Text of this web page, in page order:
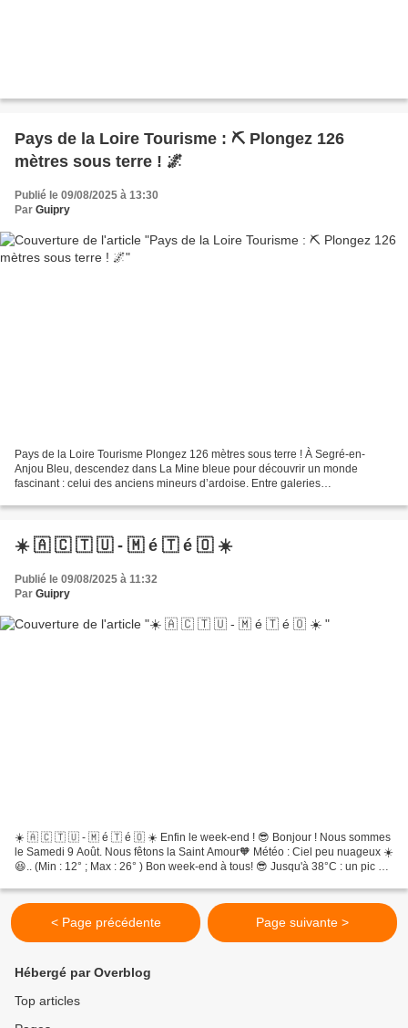
Pays de la Loire Tourisme : ⛏️ Plongez 126
mètres sous terre ! 🌌
Publié le 09/08/2025 à 13:30
Par Guipry
Pays de la Loire Tourisme Plongez 126 mètres sous terre ! À Segré-en-
Anjou Bleu, descendez dans La Mine bleue pour découvrir un monde
fascinant : celui des anciens mineurs d’ardoise. Entre galeries
☀️ 🇦 🇨 🇹 🇺 - 🇲 é 🇹 é 🇴 ☀️
Publié le 09/08/2025 à 11:32
Par Guipry
☀️ 🇦 🇨 🇹 🇺 - 🇲 é 🇹 é 🇴 ☀️ Enfin le week-end ! 😎 Bonjour ! Nous sommes
le Samedi 9 Août. Nous fêtons la Saint Amour🧡 Météo : Ciel peu nuageux ☀️
😆.. (Min : 12° ; Max : 26° ) Bon week-end à tous! 😎 Jusqu'à 38°C : un pic de
< Page précédente Page suivante >
Hébergé par Overblog
Top articles